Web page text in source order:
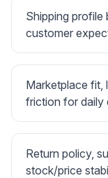
Shipping profile
customer
Marketplace fit,
friction for daily
Return policy,
stock/price